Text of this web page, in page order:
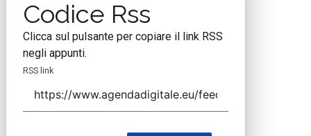
Codice Rss
Clicca sul pulsante per copiare il link RSS
negli appunti.
RSS link